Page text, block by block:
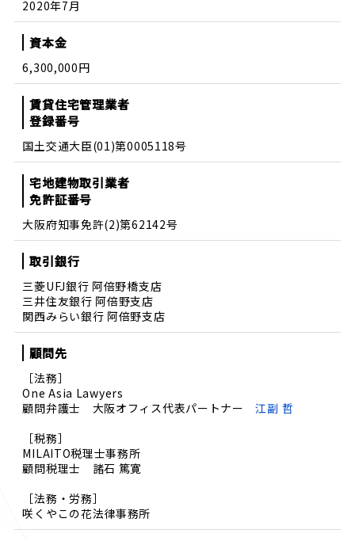
2020年7月
資本金
6,300,000円
賃貸住宅管理業者
登録番号
国土交通大臣(01)第0005118号
宅地建物取引業者
免許証番号
大阪府知事免許(2)第62142号
取引銀行
三菱UFJ銀行 阿倍野橋支店
三井住友銀行 阿倍野支店
関西みらい銀行 阿倍野支店
顧問先
［法務］
One Asia Lawyers
顧問弁護士 大阪オフィス代表パートナー江副 哲
［税務］
MILAITO税理士事務所
顧問税理士 諸石 篤寛
［法務・労務］
咲くやこの花法律事務所